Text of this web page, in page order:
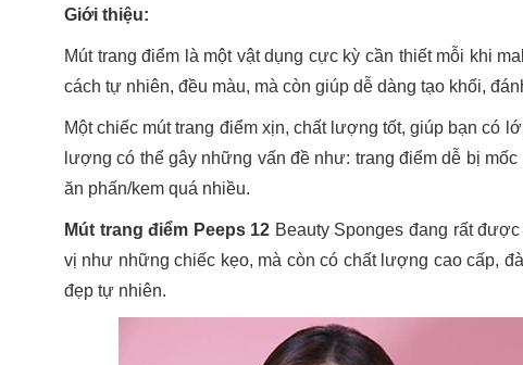
Giới thiệu:
Mút trang điểm là một vật dụng cực kỳ cần thiết mỗi khi
cách tự nhiên, đều màu, mà còn giúp dễ dàng tạo khối,
Một chiếc mút trang điểm xịn, chất lượng tốt, giúp bạn có
lượng có thể gây những vấn đề như: trang điểm dễ bị
ăn phấn/kem quá nhiều.
Mút trang điểm Peeps 12 Beauty Sponges đang rất
vị như những chiếc kẹo, mà còn có chất lượng cao cấp,
đẹp tự nhiên.